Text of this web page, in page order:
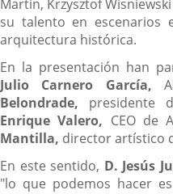
Martín, Krzysztof
su talento en escenarios
arquitectura histórica.
En la presentación han
Julio Carnero García,
Belondrade, presidente
Enrique Valero, CEO de
Mantilla, director artístico
En este sentido, D. Jesús
"lo que podemos hacer